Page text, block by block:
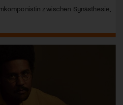
zwischen Synästhesie,